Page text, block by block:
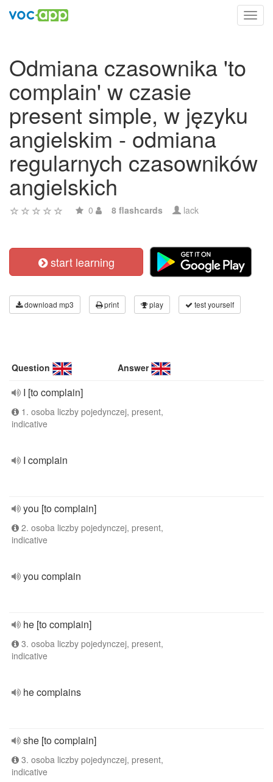
Odmiana czasownika 'to
complain' w czasie
present simple, w języku
angielskim - odmiana
regularnych czasowników
angielskich
0 8 flashcards lack
start learning
download mp3 print play test yourself
Question Answer
I [to complain]
1. osoba liczby pojedynczej, present,
indicative
I complain
you [to complain]
2. osoba liczby pojedynczej, present,
indicative
you complain
he [to complain]
3. osoba liczby pojedynczej, present,
indicative
he complains
she [to complain]
3. osoba liczby pojedynczej, present,
indicative